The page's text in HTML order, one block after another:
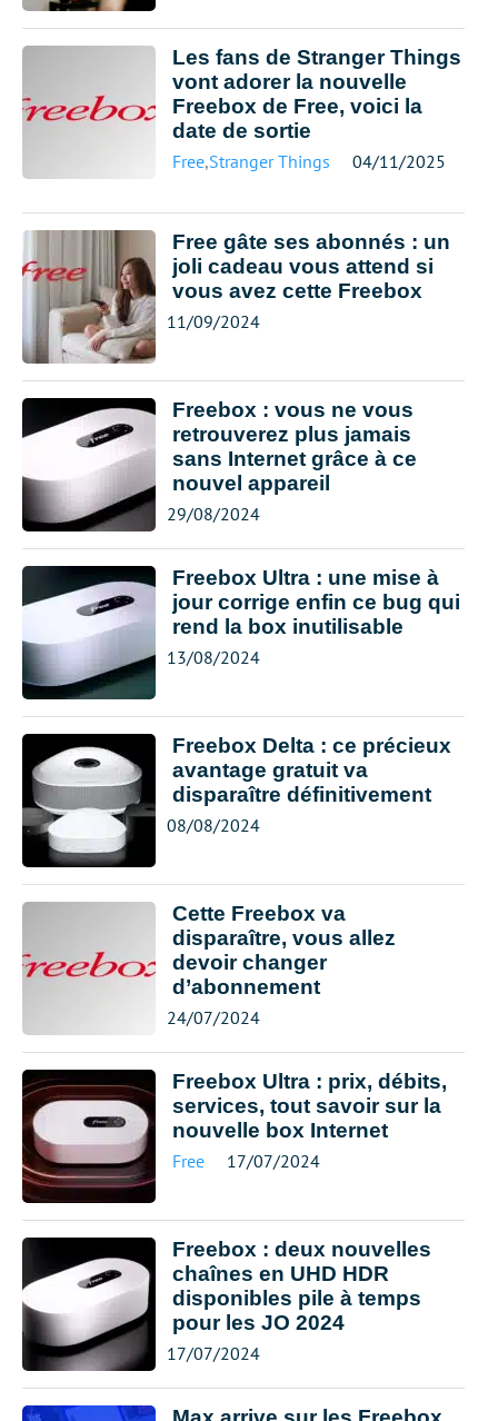
Les fans de Stranger Things
vont adorer la nouvelle
Freebox de Free, voici la
date de sortie
Free,Stranger Things 04/11/2025
Free gâte ses abonnés : un
joli cadeau vous attend si
vous avez cette Freebox
11/09/2024
Freebox : vous ne vous
retrouverez plus jamais
sans Internet grâce à ce
nouvel appareil
29/08/2024
Freebox Ultra : une mise à
jour corrige enfin ce bug qui
rend la box inutilisable
13/08/2024
Freebox Delta : ce précieux
avantage gratuit va
disparaître définitivement
08/08/2024
Cette Freebox va
disparaître, vous allez
devoir changer
d’abonnement
24/07/2024
Freebox Ultra : prix, débits,
services, tout savoir sur la
nouvelle box Internet
Free 17/07/2024
Freebox : deux nouvelles
chaînes en UHD HDR
disponibles pile à temps
pour les JO 2024
17/07/2024